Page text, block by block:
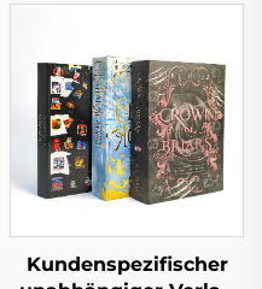
Kundenspezifischer